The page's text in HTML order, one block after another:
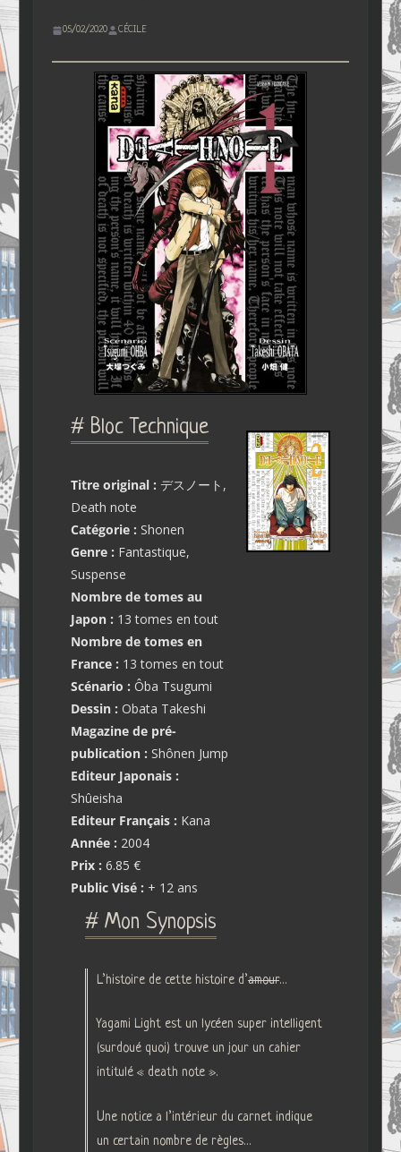
05/02/2020 CÉCILE
# Bloc Technique
Titre original :デスノート,
Death note
Catégorie : Shonen
Genre : Fantastique,
Suspense
Nombre de tomes au
Japon : 13 tomes en tout
Nombre de tomes en
France : 13 tomes en tout
Scénario :Ôba Tsugumi
Dessin :Obata Takeshi
Magazine de pré-
publication : Shônen Jump
Editeur Japonais :
Shûeisha
Editeur Français : Kana
Année : 2004
Prix :6.85 €
Public Visé : + 12 ans
# Mon Synopsis
L’histoire de cette histoire d’amour…
Yagami Light est un lycéen super intelligent
(surdoué quoi) trouve un jour un cahier
intitulé « death note ».
Une notice a l’intérieur du carnet indique
un certain nombre de règles…